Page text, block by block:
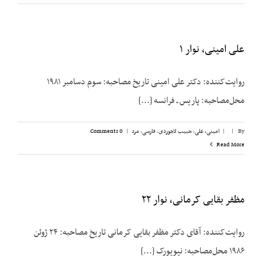
علی امینی، نوار ۱
روایت‌کننده: دکتر علی امینی تاریخ مصاحبه: سوم دسامبر ۱۹۸۱
محل‌مصاحبه: پاریس ـ فرانسه [...]
By
|
| امینی، علی,حبیب لاجوردی,فارسی,مرد |
0 Comments
Read More
مظفر بقایی کرمانی، نوار ۲۲
روایت‌کننده: آقای دکتر مظفر بقایی کرمانی تاریخ مصاحبه: ۲۴ ژوئن
۱۹۸۶ محل‌مصاحبه: نیویورک [...]